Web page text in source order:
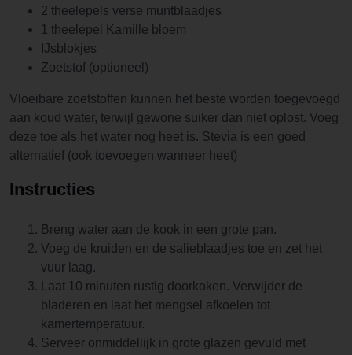
2 theelepels verse muntblaadjes
1 theelepel Kamille bloem
IJsblokjes
Zoetstof (optioneel)
Vloeibare zoetstoffen kunnen het beste worden toegevoegd
aan koud water, terwijl gewone suiker dan niet oplost. Voeg
deze toe als het water nog heet is. Stevia is een goed
alternatief (ook toevoegen wanneer heet)
Instructies
Breng water aan de kook in een grote pan.
Voeg de kruiden en de salieblaadjes toe en zet het
vuur laag.
Laat 10 minuten rustig doorkoken. Verwijder de
bladeren en laat het mengsel afkoelen tot
kamertemperatuur.
Serveer onmiddellijk in grote glazen gevuld met